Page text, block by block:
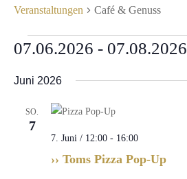
Veranstaltungen Café & Genuss
Veranstaltungen
07.06.2026 - 07.08.2026
wählen.
Juni 2026
SO.
7
›› Toms Pizza Pop-Up
7. Juni / 12:00- 16:00